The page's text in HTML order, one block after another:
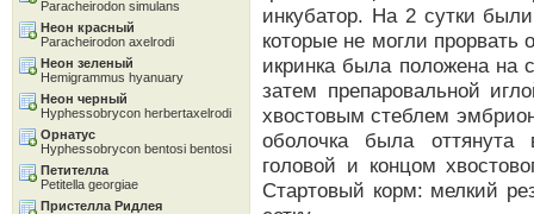
инкубатор. На 2 сутки
которые не могли
икринка была положена на
затем препаровальной
хвостовым стеблем
оболочка была оттянута
головой и концом
Стартовый корм: мелкий
Paracheirodon simulans
Неон красный
Paracheirodon axelrodi
Неон зеленый
Hemigrammus hyanuary
Неон черный
Hyphessobrycon herbertaxelrodi
Орнатус
Hyphessobrycon bentosi bentosi
Петителла
Petitella georgiae
Пристелла Ридлея